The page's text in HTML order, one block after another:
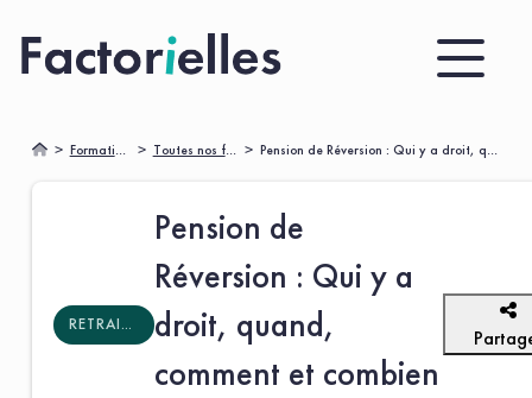
Formations Toutes nos formations 🌟 Pension de Réversion : Qui y a droit, quand, comment et combien ?
RETRAITES SUPPLÉMENTAIRES
Pension de
Réversion : Qui y a
droit, quand,
comment et combien